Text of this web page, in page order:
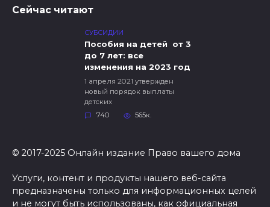
Сейчас читают
СУБСИДИИ
Пособия на детей от 3
до 7 лет: все
изменения на 2023 год
1 апреля 2021 утвержден
новый порядок выплаты
детских
740
565к.
© 2017-2025 Онлайн издание Право вашего дома
Услуги, контент и продукты нашего веб-сайта
предназначены только для информационных целей
и не могут быть использованы, как официальная